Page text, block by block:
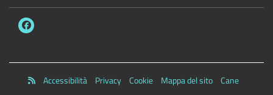
Accessibilità Privacy Cookie Mappa del sito
Cane